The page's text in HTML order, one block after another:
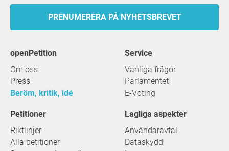
PRENUMERERA PÅ NYHETSBREVET
openPetition
Om oss
Press
Beröm, kritik, idé
service
Vanliga frågor
Parlamentet
E-Voting
Petitioner
Riktlinjer
Alla petitioner
Lagliga aspekter
Användaravtal
Dataskydd